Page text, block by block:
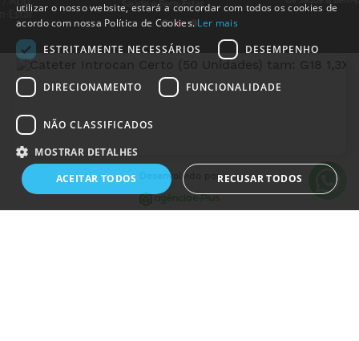
MedicalShop - Saúde e Bem-Estar
Desenvolvido por
utilizar o nosso website, estará a concordar com todos os cookies de
acordo com nossa Política de Cookies. Ler mais
ESTRITAMENTE NECESSÁRIOS
DESEMPENHO
DIRECIONAMENTO FUNCIONALIDADE
NÃO CLASSIFICADOS
MOSTRAR DETALHES
ACEITAR TODOS
RECUSAR TODOS